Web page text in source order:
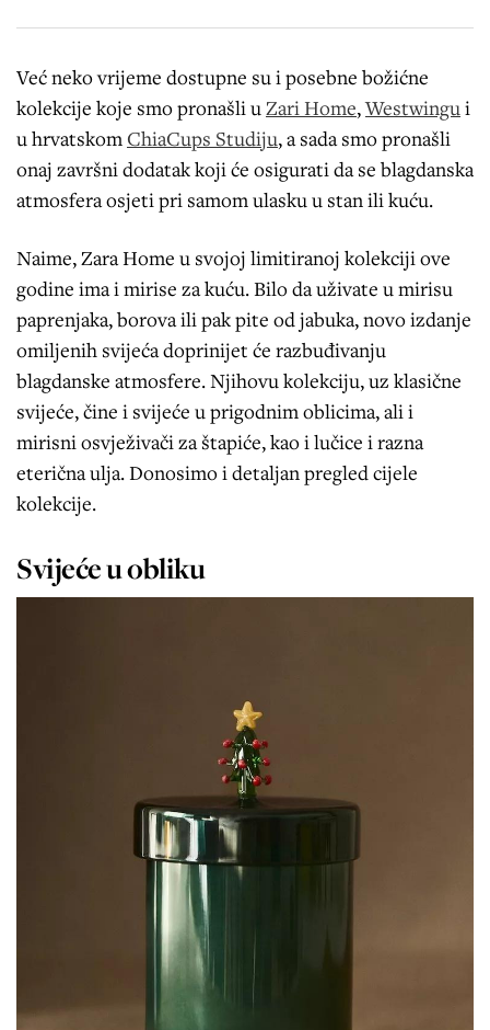
Već neko vrijeme dostupne su i posebne božićne
kolekcije koje smo pronašli uZari Home,Westwingui
u hrvatskom ChiaCups Studiju, a sada smo pronašli
onaj završni dodatak koji će osigurati da se blagdanska
atmosfera osjeti pri samom ulasku u stan ili kuću.
Naime, Zara Home u svojoj limitiranoj kolekciji ove
godine ima i mirise za kuću. Bilo da uživate u mirisu
paprenjaka, borova ili pak pite od jabuka, novo izdanje
omiljenih svijeća doprinijet će razbuđivanju
blagdanske atmosfere. Njihovu kolekciju, uz klasične
svijeće, čine i svijeće u prigodnim oblicima, ali i
mirisni osvježivači za štapiće, kao i lučice i razna
eterična ulja. Donosimo i detaljan pregled cijele
kolekcije.
Svijeće u obliku